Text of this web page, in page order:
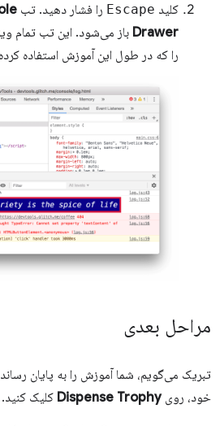
کلید Escape را فشار دهید. تب
Drawer باز می‌شود. این تب تمام
را که در طول این آموزش استفاده
مراحل بعدی
تبریک می‌گویم، شما آموزش را به پایان
خود، رویDispense Trophy کلیک کنید.